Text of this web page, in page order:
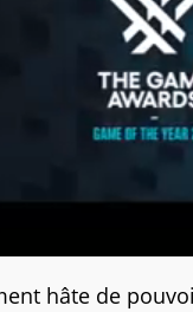
hâte de